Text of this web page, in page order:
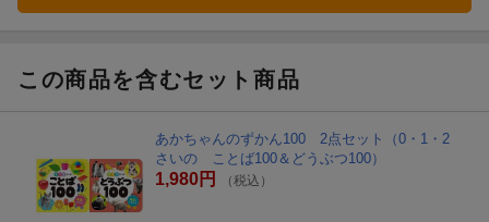
この商品を含むセット商品
あかちゃんのずかん100 2点セット（0・1・2
さいの ことば100＆どうぶつ100）
1,980円 （税込）